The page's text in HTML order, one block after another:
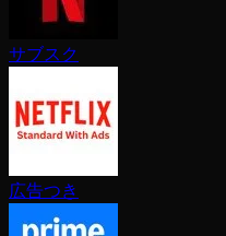
サブスク
広告つき